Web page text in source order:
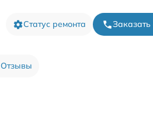
Статус ремонта Заказать
Отзывы